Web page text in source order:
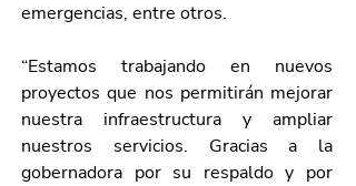
emergencias, entre otros.
“Estamos trabajando en nuevos
proyectos que nos permitirán mejorar
nuestra infraestructura y ampliar
nuestros servicios. Gracias a la
gobernadora por su respaldo y por